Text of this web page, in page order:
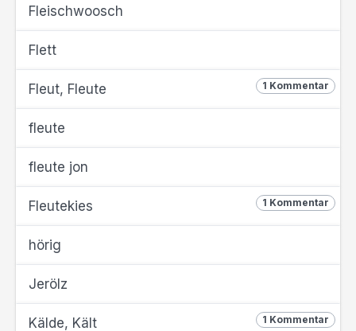
Fleischwoosch
Flett
1 Kommentar
Fleut, Fleute
fleute
fleute jon
1 Kommentar
Fleutekies
hörig
Jerölz
1 Kommentar
Kälde, Kält